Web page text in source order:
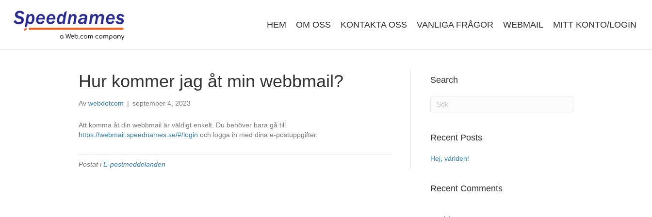
HEM OM OSS KONTAKTA OSS VANLIGA FRÅGOR WEBMAIL MITT KONTO/LOGIN
Hur kommer jag åt min webbmail?
Av webdotcom | september 4, 2023
Att komma åt din webbmail är väldigt enkelt. Du behöver bara gå till
https://webmail.speednames.se/#/login och logga in med dina e-postuppgifter.
Postat iE-postmeddelanden
Search
Recent Posts
Hej, världen!
Recent Comments